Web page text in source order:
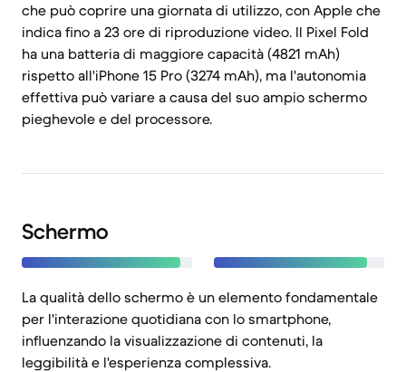
che può coprire una giornata di utilizzo, con Apple che
indica fino a 23 ore di riproduzione video. Il Pixel Fold
ha una batteria di maggiore capacità (4821 mAh)
rispetto all'iPhone 15 Pro (3274 mAh), ma l'autonomia
effettiva può variare a causa del suo ampio schermo
pieghevole e del processore.
Schermo
La qualità dello schermo è un elemento fondamentale
per l'interazione quotidiana con lo smartphone,
influenzando la visualizzazione di contenuti, la
leggibilità e l'esperienza complessiva.